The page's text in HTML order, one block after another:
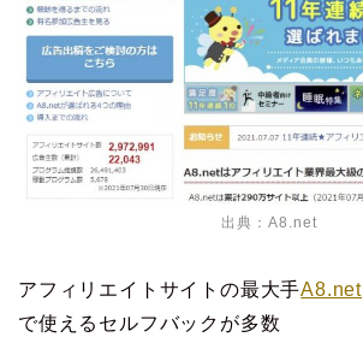
出典： A8.net
アフィリエイトサイトの最大手A8.net
で使えるセルフバックが多数